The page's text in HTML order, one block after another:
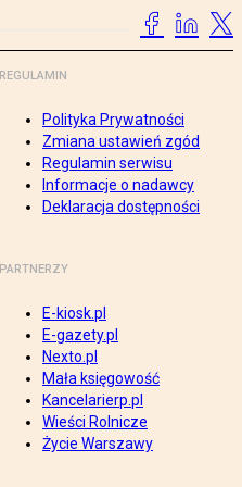
REGULAMIN
Polityka Prywatności
Zmiana ustawień zgód
Regulamin serwisu
Informacje o nadawcy
Deklaracja dostępności
PARTNERZY
E-kiosk.pl
E-gazety.pl
Nexto.pl
Mała księgowość
Kancelarierp.pl
Wieści Rolnicze
Życie Warszawy